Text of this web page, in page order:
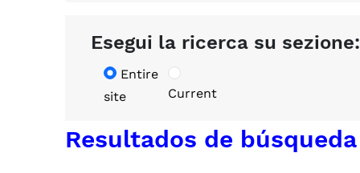
Esegui la ricerca su sezione:
Entire
site
Current
Resultados de búsqueda